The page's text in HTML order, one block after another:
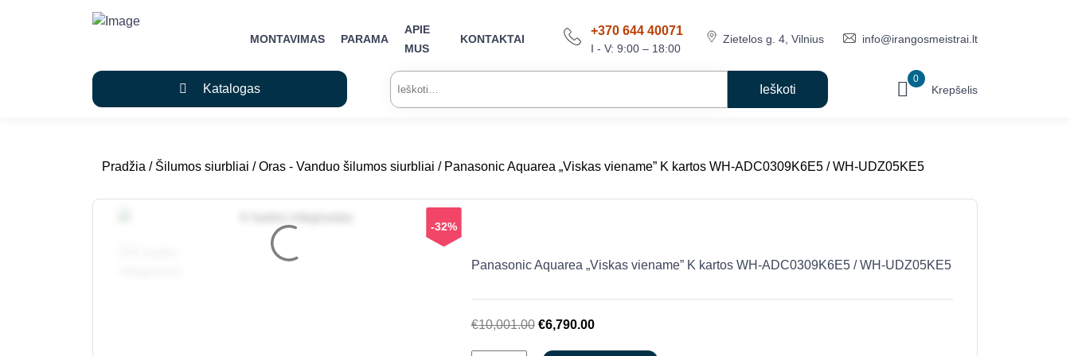
MONTAVIMAS PARAMA
APIE
MUS
KONTAKTAI
+370 644 40071
I - V: 9:00 – 18:00
Zietelos g. 4, Vilnius info@irangosmeistrai.lt
Katalogas
Ieškoti: 0
Krepšelis
Pradžia / Šilumos siurbliai /Oras - Vanduo šilumos siurbliai / Panasonic Aquarea „Viskas viename” K kartos WH-ADC0309K6E5 / WH-UDZ05KE5
-32%
Panasonic Aquarea „Viskas viename” K kartos WH-ADC0309K6E5 / WH-UDZ05KE5
€10,001.00 Original
€6,790.00Current